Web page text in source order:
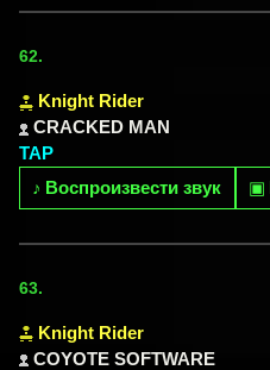
62.
Knight Rider
CRACKED MAN
TAP
♪ Воспроизвести звук ▣
63.
Knight Rider
COYOTE SOFTWARE